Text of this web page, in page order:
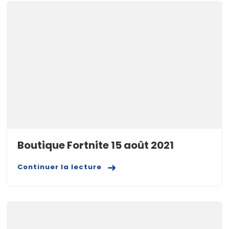
Boutique Fortnite 15 août 2021
Continuer la lecture